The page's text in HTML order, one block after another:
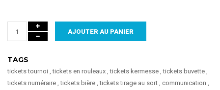
AJOUTER AU PANIER
TAGS
tickets tournoi ,tickets en rouleaux ,tickets kermesse ,tickets buvette
tickets numéraire ,tickets bière ,tickets tirage au sort communication